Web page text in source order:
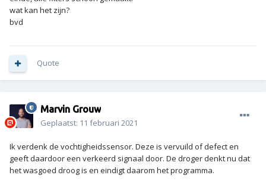
wat kan het zijn?
bvd
Quote
Marvin Grouw
Geplaatst: 11 februari 2021
Ik verdenk de vochtigheidssensor. Deze is vervuild of defect en
geeft daardoor een verkeerd signaal door. De droger denkt nu dat
het wasgoed droog is en eindigt daarom het programma.